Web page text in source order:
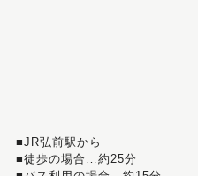
■JR弘前駅から
■徒歩の場合…約25分